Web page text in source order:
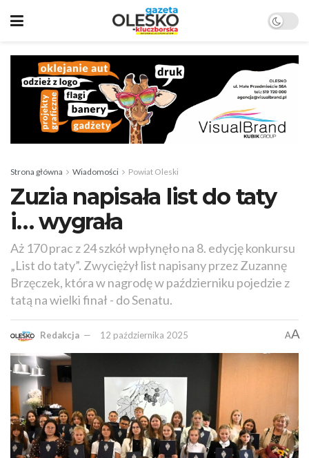
Strona główna Wiadomości Powiat Oleski
Zuzia napisała list do taty
i… wygrała
Aż 170 prac z 24 szkół wpłynęło na 8. edycję konkursu
„List do taty”. Zwyciężył list napisany przez Zuzannę
Brzęczek, która w nagrodę w październiku pojedzie z
tatą na wielki finał - do Senatu.
Redakcja 12 października 2025 AA